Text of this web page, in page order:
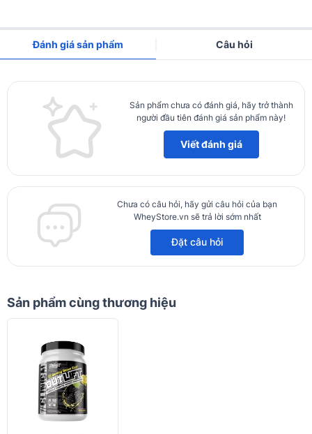
Đánh giá sản phẩm Câu hỏi
Sản phẩm chưa có đánh giá, hãy trở thành
người đầu tiên đánh giá sản phẩm này!
Viết đánh giá
Chưa có câu hỏi, hãy gửi câu hỏi của bạn
WheyStore.vn sẽ trả lời sớm nhất
Đặt câu hỏi
Sản phẩm cùng thương hiệu